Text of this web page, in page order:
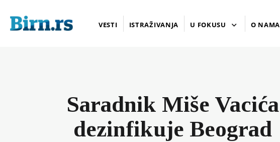
VESTI ISTRAŽIVANJA U FOKUSU O NAMA
Saradnik Miše Vacića
dezinfikuje Beograd